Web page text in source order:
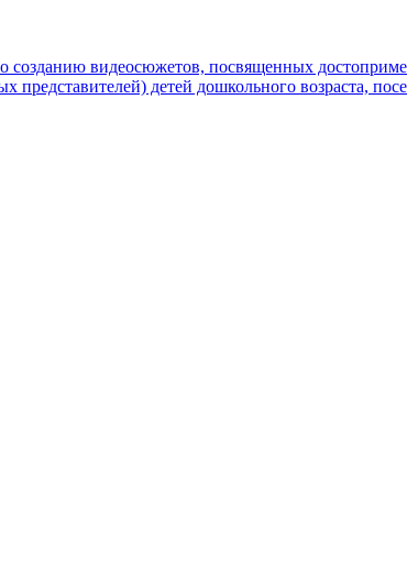
видеосюжетов, посвященных
детей дошкольного возраста,